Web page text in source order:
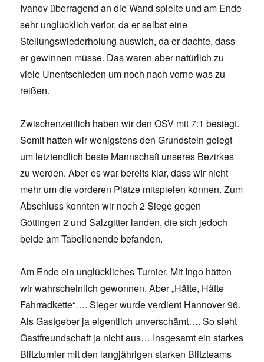
Ivanov überragend an die Wand spielte und am Ende
sehr unglücklich verlor, da er selbst eine
Stellungswiederholung auswich, da er dachte, dass
er gewinnen müsse. Das waren aber natürlich zu
viele Unentschieden um noch nach vorne was zu
reißen.
Zwischenzeitlich haben wir den OSV mit 7:1 besiegt.
Somit hatten wir wenigstens den Grundstein gelegt
um letztendlich beste Mannschaft unseres Bezirkes
zu werden. Aber es war bereits klar, dass wir nicht
mehr um die vorderen Plätze mitspielen können. Zum
Abschluss konnten wir noch 2 Siege gegen
Göttingen 2 und Salzgitter landen, die sich jedoch
beide am Tabellenende befanden.
Am Ende ein unglückliches Turnier. Mit Ingo hätten
wir wahrscheinlich gewonnen. Aber „Hätte, Hätte
Fahrradkette“…. Sieger wurde verdient Hannover 96.
Als Gastgeber ja eigentlich unverschämt…. So sieht
Gastfreundschaft ja nicht aus… Insgesamt ein starkes
Blitzturnier mit den langjährigen starken Blitzteams